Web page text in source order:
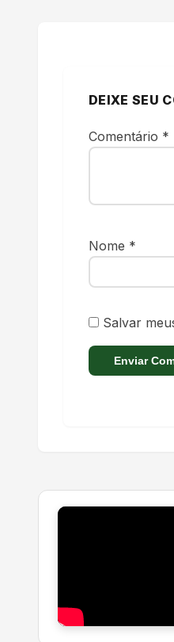
DEIXE SEU
Comentário *
Nome *
Salvar